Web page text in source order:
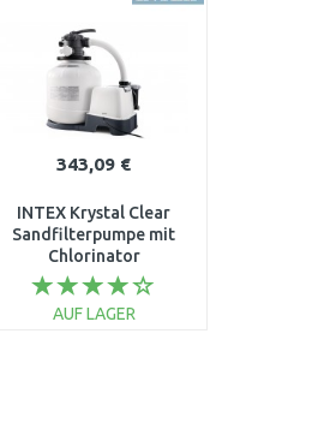
343,09 €
INTEX Krystal Clear
Sandfilterpumpe mit
Chlorinator
Familienpool Filter
Pool 10 m3/h 26680
AUF LAGER